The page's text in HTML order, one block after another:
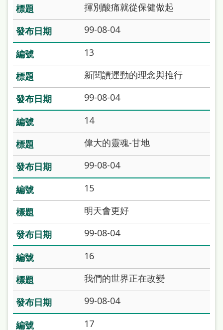
放
宣
告
著
作
權
侵
權
處
理
辦
法
聯
絡
我
們
揮別酸痛就從保健做起
99-08-04
13
新閱讀運動的理念與推行
99-08-04
14
偉大的靈魂-甘地
99-08-04
15
明天會更好
99-08-04
16
我們的世界正在改變
99-08-04
17